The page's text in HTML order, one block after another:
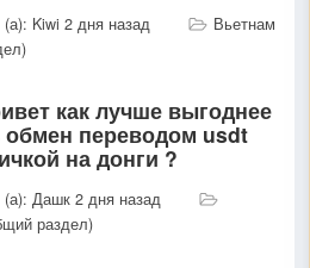
Kiwi 2 дня назад
Вьетнам
как лучше выгоднее
обмен переводом usdt
на донги ?
Дашк 2 дня назад
раздел)